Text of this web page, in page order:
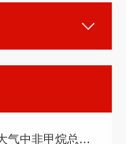
非甲烷总烃气相色谱仪：用于分析大气中非甲烷总烃浓度